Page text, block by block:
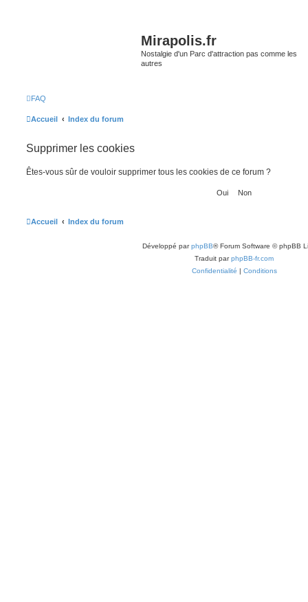
Mirapolis.fr
Nostalgie d'un Parc d'attraction pas comme les
autres
FAQ
Accueil Index du forum
Supprimer les cookies
Êtes-vous sûr de vouloir supprimer tous les cookies de ce forum ?
Accueil Index du forum
Développé parphpBB® Forum Software © phpBB
Traduit parphpBB-fr.com
Confidentialité | Conditions